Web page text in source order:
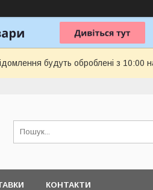
будуть оброблені з 10:00
КОНТАКТИ